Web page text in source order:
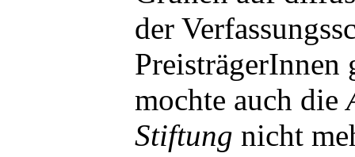
der
PreisträgerInnen
mochte auch die
Stiftung nicht